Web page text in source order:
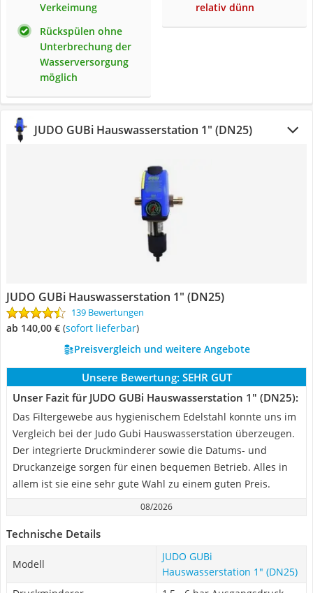
Verkeimung
Rückspülen ohne
Unterbrechung der
Wasserversorgung
möglich
relativ dünn
JUDO GUBi Hauswasserstation 1" (DN25)
JUDO GUBi Hauswasserstation 1" (DN25)
139 Bewertungen
ab 140,00 € ( Sofort lieferbar)
Preisvergleich und weitere Angebote
Unsere Bewertung: SEHR GUT
Unser Fazit für JUDO GUBi Hauswasserstation 1" (DN25):
Das Filtergewebe aus hygienischem Edelstahl konnte uns im
Vergleich bei der Judo Gubi Hauswasserstation überzeugen.
Der integrierte Druckminderer sowie die Datums- und
Druckanzeige sorgen für einen bequemen Betrieb. Alles in
allem ist sie eine sehr gute Wahl zu einem guten Preis.
08/2026
Technische Details
Modell
JUDO GUBi
Hauswasserstation 1" (DN25)